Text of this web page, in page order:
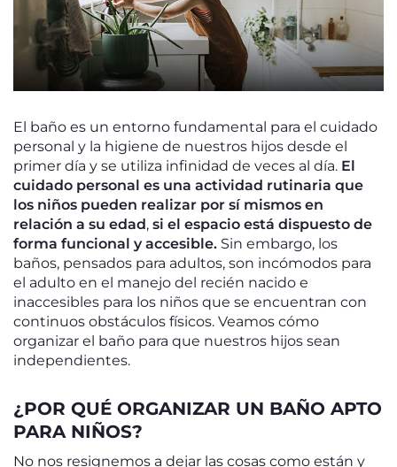
El baño es un entorno fundamental para el cuidado
personal y la higiene de nuestros hijos desde el
primer día y se utiliza infinidad de veces al día. El
cuidado personal es una actividad rutinaria que
los niños pueden realizar por sí mismos en
relación a su edad, si el espacio está dispuesto de
forma funcional y accesible. Sin embargo, los
baños, pensados para adultos, son incómodos para
el adulto en el manejo del recién nacido e
inaccesibles para los niños que se encuentran con
continuos obstáculos físicos. Veamos cómo
organizar el baño para que nuestros hijos sean
independientes.
¿POR QUÉ ORGANIZAR UN BAÑO APTO
PARA NIÑOS?
No nos resignemos a dejar las cosas como están y